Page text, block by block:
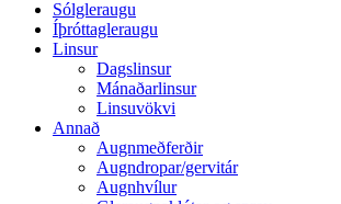
Sólgleraugu
Íþróttagleraugu
Linsur
Dagslinsur
Mánaðarlinsur
Linsuvökvi
Annað
Augnmeðferðir
Augndropar/gervitár
Augnhvílur